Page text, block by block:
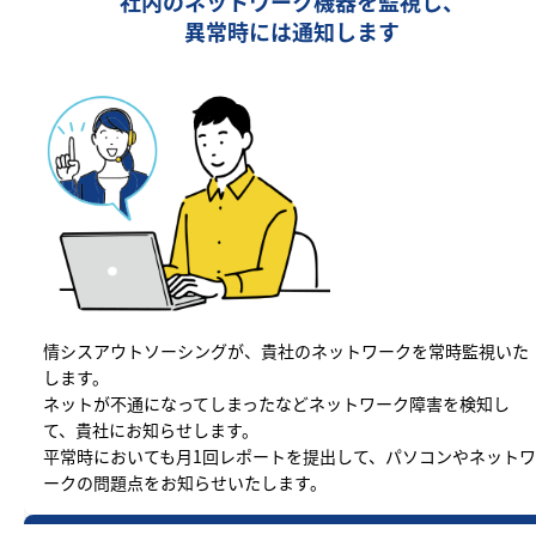
異常時には通知します
情シスアウトソーシングが、貴社のネットワークを常時監視いた
します。
ネットが不通になってしまったなどネットワーク障害を検知し
て、貴社にお知らせします。
平常時においても月1回レポートを提出して、パソコンやネットワ
ークの問題点をお知らせいたします。